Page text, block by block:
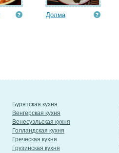
Долма
Бурятская кухня
Венгерская кухня
Венесуэльская кухня
Голландская кухня
Греческая кухня
Грузинская кухня